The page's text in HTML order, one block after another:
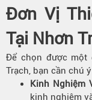
Đơn Vị
Tại Nhơn
Để chọn được
Trạch, bạn cần chú
Kinh Nghiệm
kinh nghiệm